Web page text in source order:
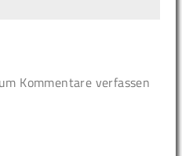
Kommentare verfassen